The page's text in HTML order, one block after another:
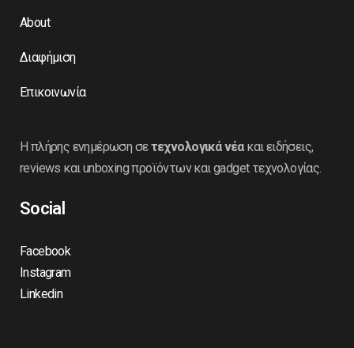
About
Διαφήμιση
Επικοινωνία
Η πλήρης ενημέρωση σετεχνολογικά νέακαι ειδήσεις,
reviews και unboxing προϊόντων και gadget τεχνολογίας.
Social
Facebook
Instagram
Linkedin